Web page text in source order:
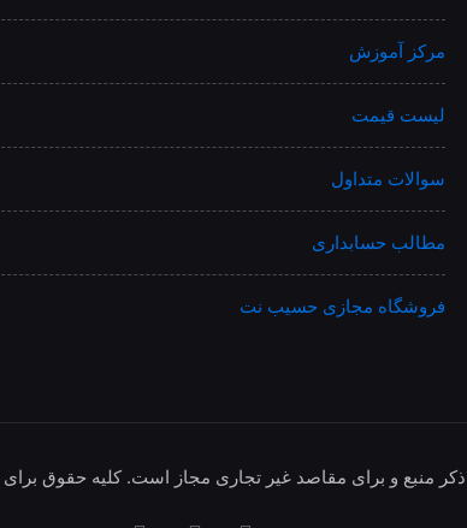
مرکز آموزش
لیست قیمت
سوالات متداول
مطالب حسابداری
فروشگاه مجازی حسیب نت
منبع و برای مقاصد غیر تجاری مجاز است. کلیه حقوق